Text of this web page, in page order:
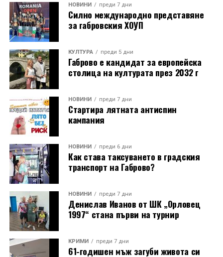
НОВИНИ преди 7 дни
Силно международно представяне
за габровския ХОУП
КУЛТУРА преди 5 дни
Габрово е кандидат за европейска
столица на културата през 2032 г
НОВИНИ преди 7 дни
Стартира лятната антиспин
кампания
НОВИНИ преди 6 дни
Как става таксуването в градския
транспорт на Габрово?
НОВИНИ преди 7 дни
Денислав Иванов от ШК „Орловец
1997“ стана първи на турнир
КРИМИ преди 7 дни
61-годишен мъж загуби живота си